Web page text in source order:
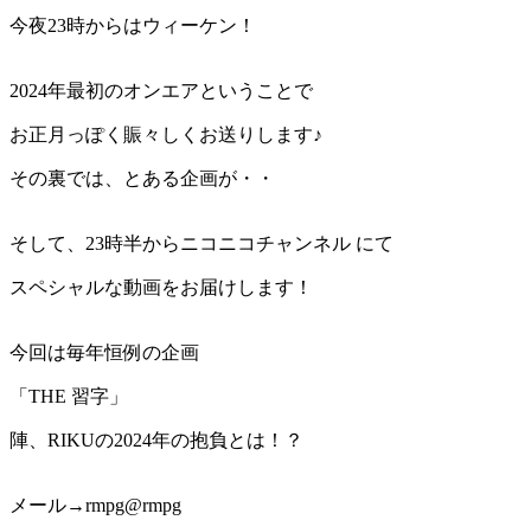
今夜23時からはウィーケン！
2024年最初のオンエアということで
お正月っぽく賑々しくお送りします♪
その裏では、とある企画が・・
そして、23時半からニコニコチャンネル にて
スペシャルな動画をお届けします！
今回は毎年恒例の企画
「THE 習字」
陣、RIKUの2024年の抱負とは！？
メール→rmpg@rmpg